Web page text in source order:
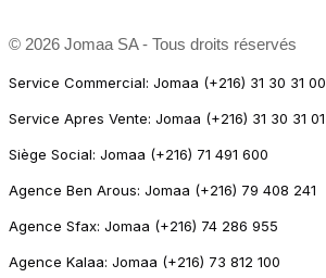
© 2026 Jomaa SA - Tous droits réservés
Service Commercial: Jomaa (+216) 31 30 31 00
Service Apres Vente: Jomaa (+216) 31 30 31 01
Siège Social: Jomaa (+216) 71 491 600
Agence Ben Arous: Jomaa (+216) 79 408 241
Agence Sfax: Jomaa (+216) 74 286 955
Agence Kalaa: Jomaa (+216) 73 812 100